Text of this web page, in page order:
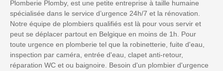
Plomberie Plomby, est une petite entreprise à taille humaine
spécialisée dans le service d’urgence 24h/7 et la rénovation.
Notre équipe de plombiers qualifiés est là pour vous servir et
peut se déplacer partout en Belgique en moins de 1h. Pour
toute urgence en plomberie tel que la robinetterie, fuite d'eau,
inspection par caméra, entrée d'eau, clapet anti-retour,
réparation WC et ou baignoire. Besoin d'un plombier d'urgence